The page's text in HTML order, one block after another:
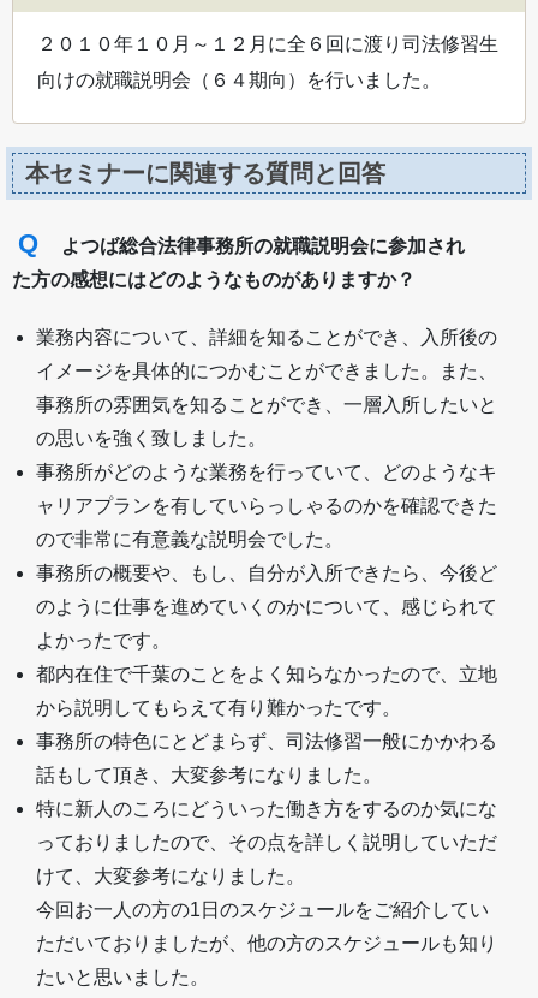
２０１０年１０月～１２月に全６回に渡り司法修習生
向けの就職説明会（６４期向）を行いました。
本セミナーに関連する質問と回答
Q
よつば総合法律事務所の就職説明会に参加され
た方の感想にはどのようなものがありますか？
業務内容について、詳細を知ることができ、入所後の
イメージを具体的につかむことができました。また、
事務所の雰囲気を知ることができ、一層入所したいと
の思いを強く致しました。
事務所がどのような業務を行っていて、どのようなキ
ャリアプランを有していらっしゃるのかを確認できた
ので非常に有意義な説明会でした。
事務所の概要や、もし、自分が入所できたら、今後ど
のように仕事を進めていくのかについて、感じられて
よかったです。
都内在住で千葉のことをよく知らなかったので、立地
から説明してもらえて有り難かったです。
事務所の特色にとどまらず、司法修習一般にかかわる
話もして頂き、大変参考になりました。
特に新人のころにどういった働き方をするのか気にな
っておりましたので、その点を詳しく説明していただ
けて、大変参考になりました。
今回お一人の方の1日のスケジュールをご紹介してい
ただいておりましたが、他の方のスケジュールも知り
たいと思いました。